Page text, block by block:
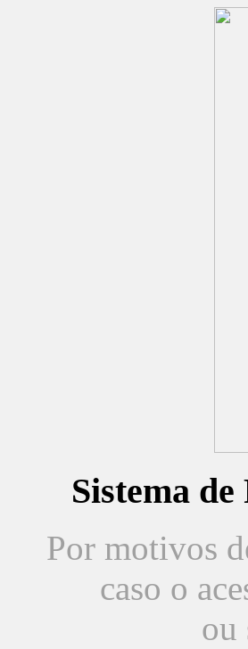
Sistema
Por motivos
caso o
ou